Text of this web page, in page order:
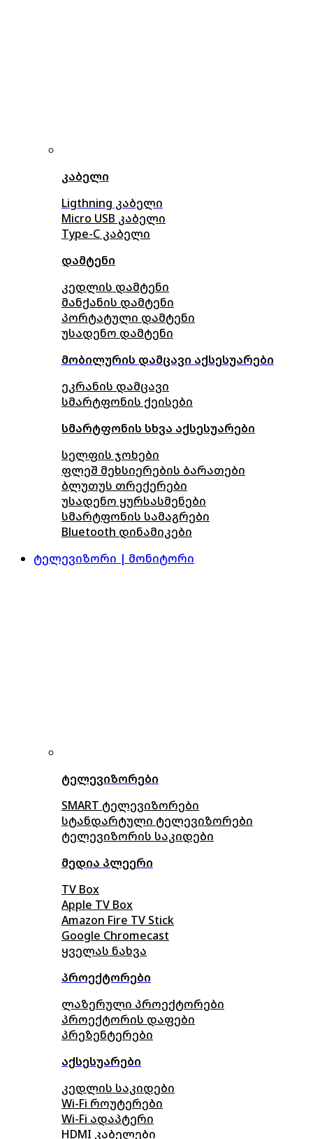
კაბელი
Ligthning კაბელი
Micro USB კაბელი
Type-C კაბელი
დამტენი
კედლის დამტენი
მანქანის დამტენი
პორტატული დამტენი
უსადენო დამტენი
მობილურის დამცავი აქსესუარები
ეკრანის დამცავი
სმარტფონის ქეისები
სმარტფონის სხვა აქსესუარები
სელფის ჯოხები
ფლეშ მეხსიერების ბარათები
ბლუთუს თრექერები
უსადენო ყურსასმენები
სმარტფონის სამაგრები
Bluetooth დინამიკები
ტელევიზორი | მონიტორი
ტელევიზორები
SMART ტელევიზორები
სტანდარტული ტელევიზორები
ტელევიზორის საკიდები
მედია პლეერი
TV Box
Apple TV Box
Amazon Fire TV Stick
Google Chromecast
ყველას ნახვა
პროექტორები
ლაზერული პროექტორები
პროექტორის დაფები
პრეზენტერები
აქსესუარები
კედლის საკიდები
Wi-Fi როუტერები
Wi-Fi ადაპტერი
HDMI კაბელები